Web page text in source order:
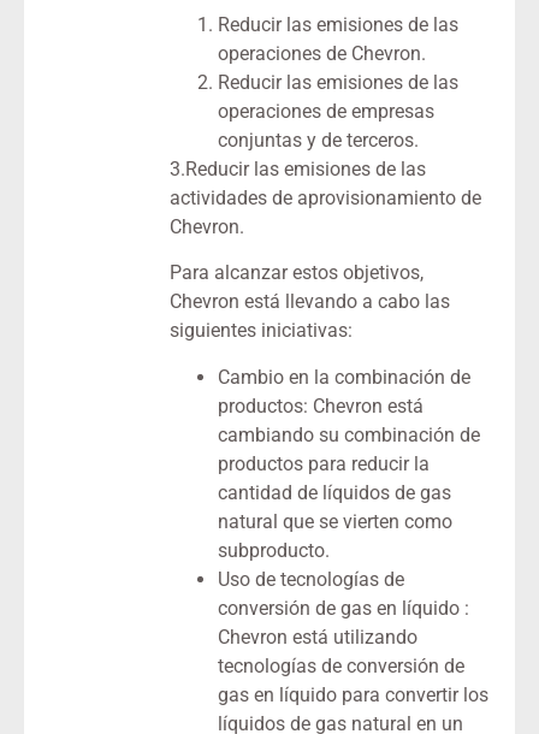
Reducir las emisiones de las
operaciones de Chevron.
Reducir las emisiones de las
operaciones de empresas
conjuntas y de terceros.
3.Reducir las emisiones de las
actividades de aprovisionamiento de
Chevron.
Para alcanzar estos objetivos,
Chevron está llevando a cabo las
siguientes iniciativas:
Cambio en la combinación de
productos: Chevron está
cambiando su combinación de
productos para reducir la
cantidad de líquidos de gas
natural que se vierten como
subproducto.
Uso de tecnologías de
conversión de gas en líquido :
Chevron está utilizando
tecnologías de conversión de
gas en líquido para convertir los
líquidos de gas natural en un